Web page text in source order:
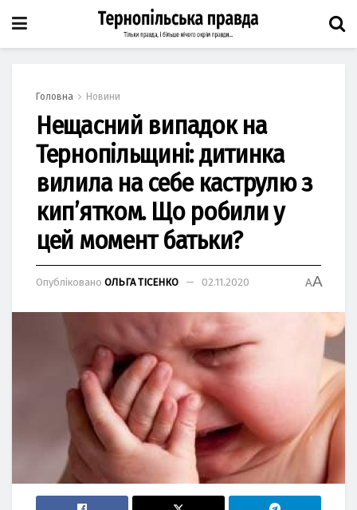
Головна Новини
Нещасний випадок на
Тернопільщині: дитинка
вилила на себе каструлю з
кип’ятком. Що робили у
цей момент батьки?
Опубліковано ОЛЬГА ТІСЕНКО 02.11.2020 AA